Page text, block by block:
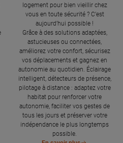
logement pour bien vieillir chez
vous en toute sécurité ? C’est
aujourd’hui possible !
Grâce à des solutions adaptées,
astucieuses ou connectées,
améliorez votre confort, sécurisez
vos déplacements et gagnez en
autonomie au quotidien. Éclairage
intelligent, détecteurs de présence,
pilotage à distance : adaptez votre
habitat pour renforcer votre
autonomie, faciliter vos gestes de
tous les jours et préserver votre
indépendance le plus longtemps
possible.